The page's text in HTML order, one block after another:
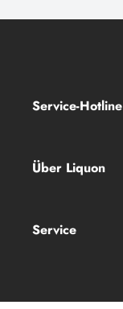
Service-Hotline
Über Liquon
Service